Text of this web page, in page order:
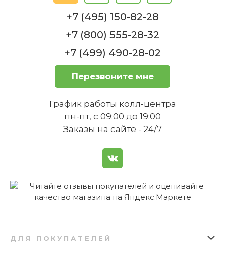
+7 (495) 150-82-28
+7 (800) 555-28-32
+7 (499) 490-28-02
Перезвоните мне
График работы колл-центра
пн-пт, с 09:00 до 19:00
Заказы на сайте - 24/7
ДЛЯ ПОКУПАТЕЛЕЙ